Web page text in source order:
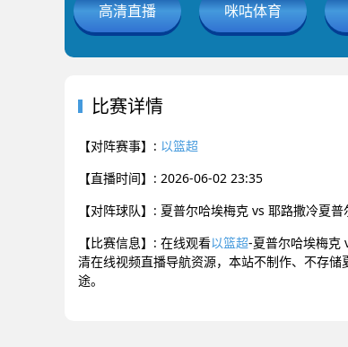
高清直播 咪咕体育
比赛详情
【对阵赛事】: 以篮超
【直播时间】: 2026-06-02 23:35
【对阵球队】: 夏普尔哈埃梅克 vs 耶路撒冷夏普
【比赛信息】: 在线观看以篮超-夏普尔哈埃梅克
清在线视频直播导航资源，本站不制作、不存
途。